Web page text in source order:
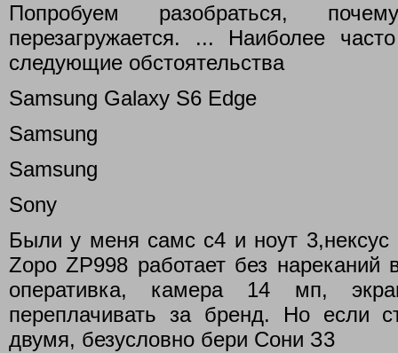
Попробуем разобраться,
перезагружается. ... Наиболее
следующие обстоятельства
Samsung Galaxy S6 Edge
Samsung
Samsung
Sony
Были у меня самс с4 и ноут
Zopo ZP998 работает без
оперативка, камера 14 мп,
переплачивать за бренд. Но если
двумя, безусловно бери Сони З3